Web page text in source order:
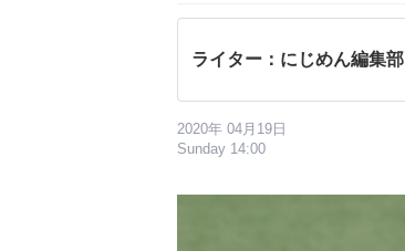
ライター：にじめん編集部
2020年 04月19日
Sunday 14:00